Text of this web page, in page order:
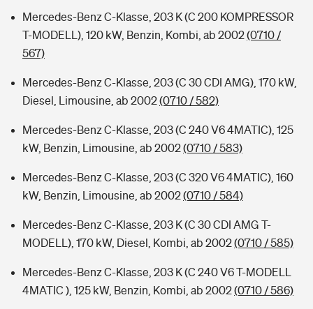
Mercedes-Benz C-Klasse, 203 K (C 200 KOMPRESSOR
T-MODELL), 120 kW, Benzin, Kombi, ab 2002(0710 /
567)
Mercedes-Benz C-Klasse, 203 (C 30 CDI AMG), 170 kW,
Diesel, Limousine, ab 2002(0710 / 582)
Mercedes-Benz C-Klasse, 203 (C 240 V6 4MATIC), 125
kW, Benzin, Limousine, ab 2002(0710 / 583)
Mercedes-Benz C-Klasse, 203 (C 320 V6 4MATIC), 160
kW, Benzin, Limousine, ab 2002(0710 / 584)
Mercedes-Benz C-Klasse, 203 K (C 30 CDI AMG T-
MODELL), 170 kW, Diesel, Kombi, ab 2002(0710 / 585)
Mercedes-Benz C-Klasse, 203 K (C 240 V6 T-MODELL
4MATIC ), 125 kW, Benzin, Kombi, ab 2002(0710 / 586)